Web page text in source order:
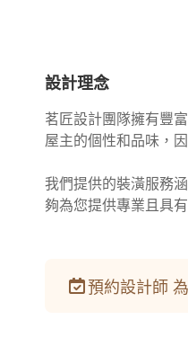
設計理念
茗匠設計團隊擁有豐
屋主的個性和品味，
我們提供的裝潢服務
夠為您提供專業且具
預約設計師